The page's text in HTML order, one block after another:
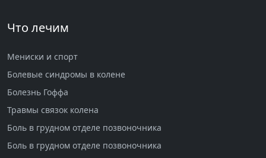
Что лечим
Мениски и спорт
Болевые синдромы в колене
Болезнь Гоффа
Травмы связок колена
Боль в грудном отделе позвоночника
Боль в грудном отделе позвоночника